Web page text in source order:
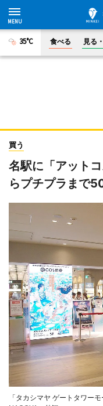
35°C 食べる 見る
買う
名駅に「アット
らプチプラまで
「タカシマヤ ゲートタワー